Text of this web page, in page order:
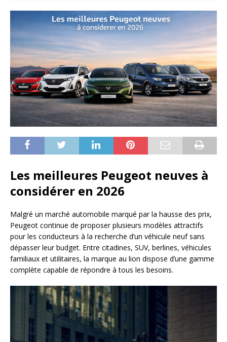
Les meilleures Peugeot neuves à
considérer en 2026
Malgré un marché automobile marqué par la hausse des prix,
Peugeot continue de proposer plusieurs modèles attractifs
pour les conducteurs à la recherche d’un véhicule neuf sans
dépasser leur budget. Entre citadines, SUV, berlines, véhicules
familiaux et utilitaires, la marque au lion dispose d’une gamme
complète capable de répondre à tous les besoins.